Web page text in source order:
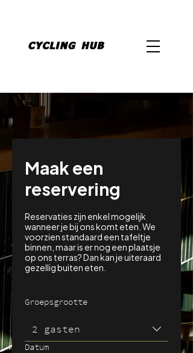
Maak een
reservering
Reservaties zijn enkel mogelijk
wanneer je bij ons komt eten. We
voorzien standaard een tafeltje
binnen, maar is er nog een plaatsje
op ons terras? Dan kan je uiteraard
gezellig buiten eten.
Groepsgrootte
2 gasten
Datum